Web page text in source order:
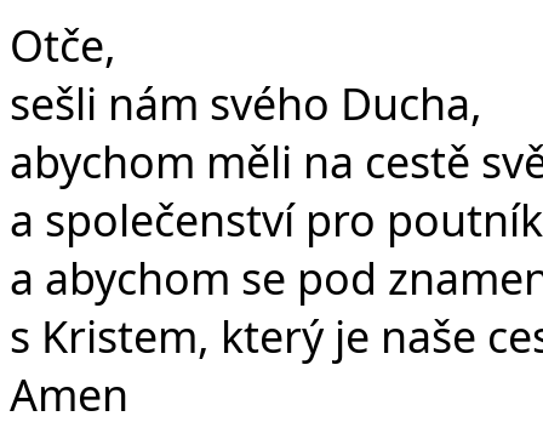
Otče,
sešli nám svého Ducha,
abychom měli na cestě
a společenství pro
a abychom se pod
s Kristem, který je naše
Amen